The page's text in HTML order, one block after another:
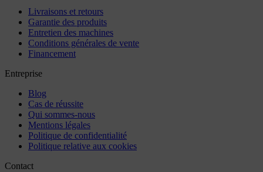
Livraisons et retours
Garantie des produits
Entretien des machines
Conditions générales de vente
Financement
Entreprise
Blog
Cas de réussite
Qui sommes-nous
Mentions légales
Politique de confidentialité
Politique relative aux cookies
Contact